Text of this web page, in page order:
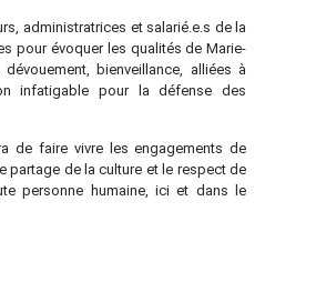
administratrices et salarié.e.s de la
pour évoquer les qualités de Marie-
bienveillance, alliées à
infatigable pour la défense des
de faire vivre les engagements de
partage de la culture et le respect de
personne humaine, ici et dans le